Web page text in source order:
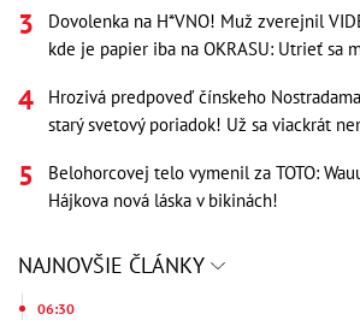
Dovolenka na H*VNO! Muž zverejnil
kde je papier iba na OKRASU: Utrieť sa
Hrozivá predpoveď čínskeho
starý svetový poriadok! Už sa viackrát
Belohorcovej telo vymenil za TOTO:
Hájkova nová láska v bikinách!
NAJNOVŠIE ČLÁNKY
06:30